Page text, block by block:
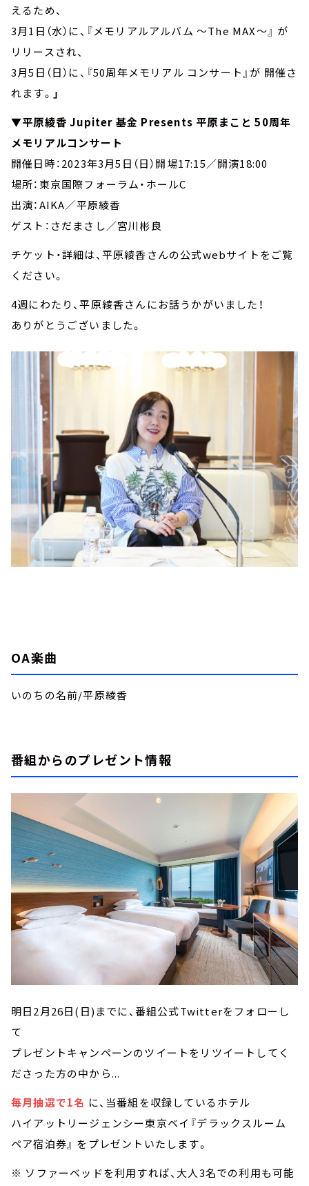
えるため、
3月1日（水）に、『メモリアルアルバム ～The MAX～』 が
リリースされ、
3月5日（日）に、『50周年メモリアル コンサート』が 開催さ
れます。 」
▼平原綾香 Jupiter 基金 Presents 平原まこと 50周年
メモリアルコンサート
開催日時：2023年3月5日（日）開場17:15／開演18:00
場所：東京国際フォーラム・ホールC
出演：AIKA／平原綾香
ゲスト：さだまさし／宮川彬良
チケット・詳細は、平原綾香さんの公式webサイトをご覧
ください。
4週にわたり、平原綾香さんにお話うかがいました！
ありがとうございました。
OA楽曲
いのちの名前/平原綾香
番組からのプレゼント情報
明日2月26日(日)までに、番組公式Twitterをフォローし
て
プレゼントキャンペーンのツイートをリツイートしてく
ださった方の中から...
毎月抽選で1名 に、当番組を収録しているホテル
ハイアットリージェンシー東京ベイ『デラックスルーム
ペア宿泊券』 をプレゼントいたします。
※ ソファーベッドを利用すれば、大人3名での利用も可能